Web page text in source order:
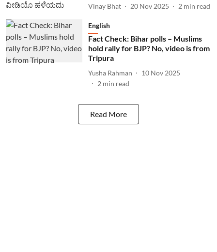
Vinay Bhat 20 Nov 2025 2 min read
English
Fact Check: Bihar polls – Muslims
hold rally for BJP? No, video is from
Tripura
Yusha Rahman
10 Nov 2025
2 min read
Read More